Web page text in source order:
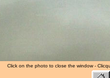
Click on the photo to close the window -